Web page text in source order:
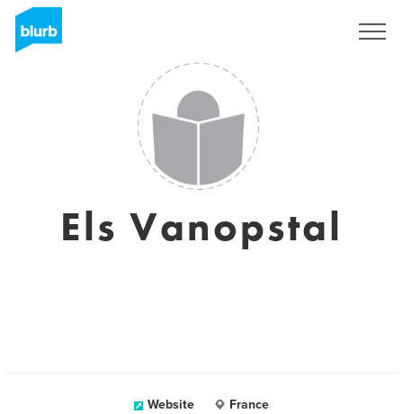
Els Vanopstal
Website France